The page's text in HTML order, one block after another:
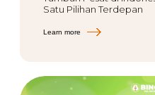
Satu Pilihan Terdepan
Learn more